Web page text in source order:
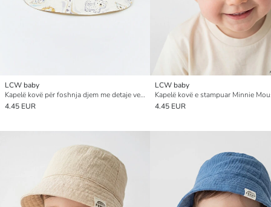
LCW baby
Kapelë kovë për foshnja djem me detaje veshësh
4.45 EUR
LCW baby
4.45 EUR